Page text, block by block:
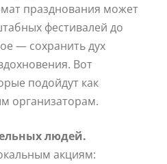
празднования может
фестивалей до
— сохранить дух
Вот
подойдут как
организаторам.
людей.
акциям: